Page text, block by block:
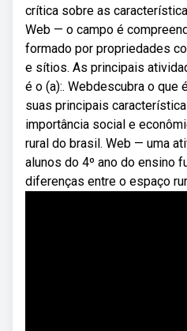
crítica sobre as
Web — o campo é
formado por propriedades
e sítios. As principais
é o (a):. Webdescubra o que
suas principais
importância social e
rural do brasil. Web — uma
alunos do 4º ano do ensino
diferenças entre o espaço